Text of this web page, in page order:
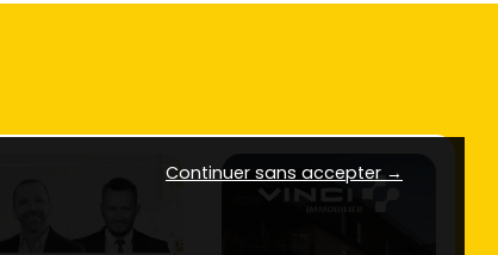
Continuer sans accepter →